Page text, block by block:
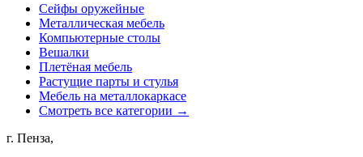
Сейфы оружейные
Металлическая мебель
Компьютерные столы
Вешалки
Плетёная мебель
Растущие парты и стулья
Мебель на металлокаркасе
Смотреть все категории →
г. Пенза,